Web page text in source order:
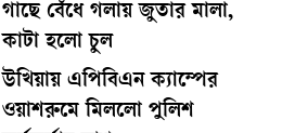
গাছে বেঁধে গলায় জুতার মালা,
কাটা হলো চুল
উখিয়ায় এপিবিএন ক্যাম্পের
ওয়াশরুমে মিললো পুলিশ